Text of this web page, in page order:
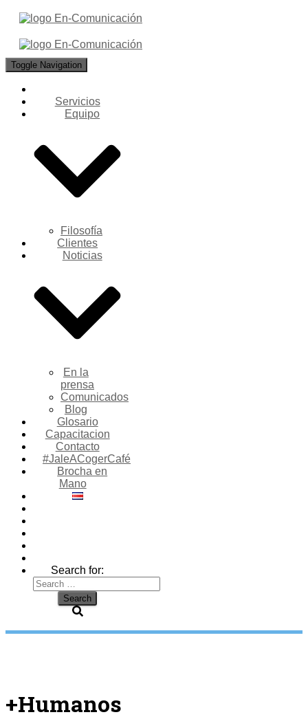
Toggle Navigation
Servicios
Equipo
Filosofía
Clientes
Noticias
En la
prensa
Comunicados
Blog
Glosario
Capacitacion
Contacto
#JaleACogerCafé
Brocha en
Mano
Search for:
+Humanos